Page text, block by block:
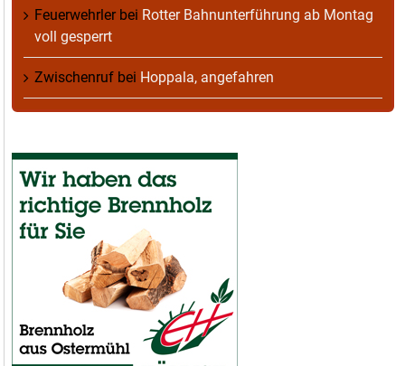
Feuerwehrlerbei Rotter Bahnunterführung ab Montag
voll gesperrt
Zwischenruf bei Hoppala, angefahren